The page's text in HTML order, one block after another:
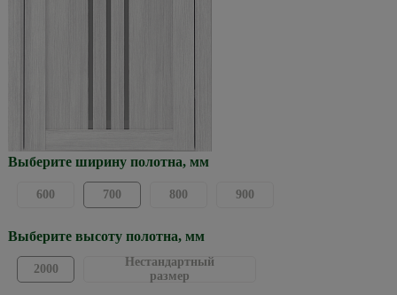
Выберите ширину полотна, мм
600 700 800 900
Выберите высоту полотна, мм
2000
Нестандартный
размер